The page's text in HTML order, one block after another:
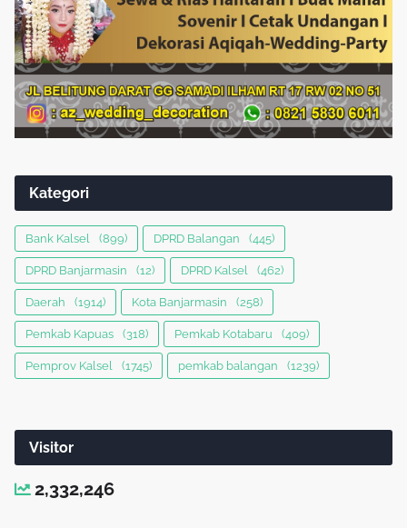
Kategori
Bank Kalsel (899) DPRD Balangan (445)
DPRD Banjarmasin (12) DPRD Kalsel (462)
Daerah (1914) Kota Banjarmasin (258)
Pemkab Kapuas (318) Pemkab Kotabaru (409)
Pemprov Kalsel (1745) pemkab balangan (1239)
Visitor
2,332,246